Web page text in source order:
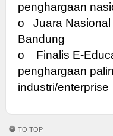
penghargaan
o Juara Nasional
Bandung
o Finalis E-
penghargaan
industri/enterprise
TO TOP